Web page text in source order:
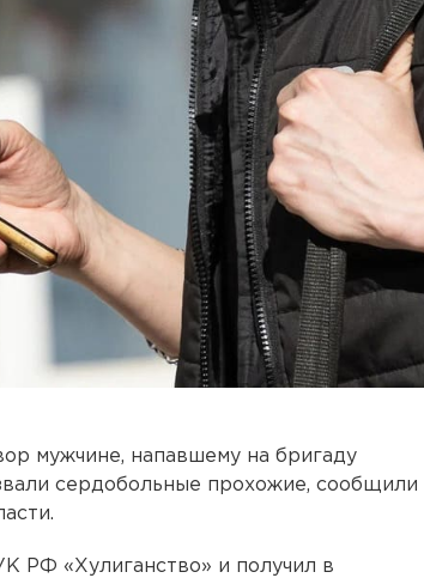
мужчине, напавшему на бригаду
сердобольные прохожие, сообщили
РФ «Хулиганство» и получил в